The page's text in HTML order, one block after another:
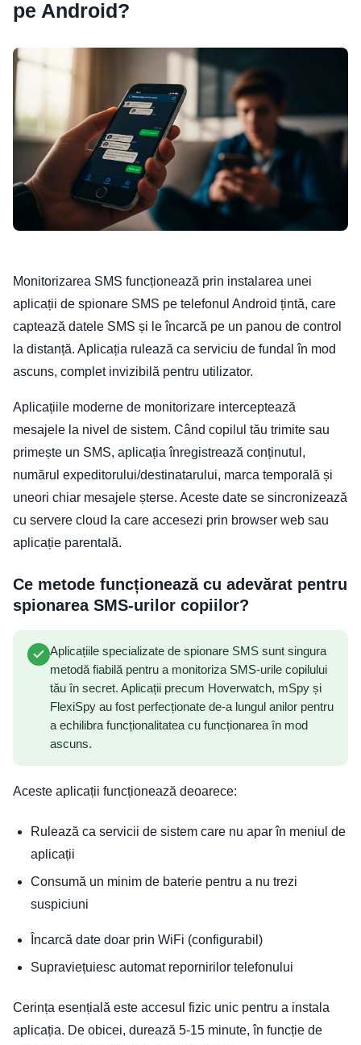
pe Android?
Monitorizarea SMS funcționează prin instalarea unei
aplicații de spionare SMS pe telefonul Android țintă, care
captează datele SMS și le încarcă pe un panou de control
la distanță. Aplicația rulează ca serviciu de fundal în mod
ascuns, complet invizibilă pentru utilizator.
Aplicațiile moderne de monitorizare interceptează
mesajele la nivel de sistem. Când copilul tău trimite sau
primește un SMS, aplicația înregistrează conținutul,
numărul expeditorului/destinatarului, marca temporală și
uneori chiar mesajele șterse. Aceste date se sincronizează
cu servere cloud la care accesezi prin browser web sau
aplicație parentală.
Ce metode funcționează cu adevărat pentru
spionarea SMS-urilor copiilor?
Aplicațiile specializate de spionare SMS sunt singura
metodă fiabilă pentru a monitoriza SMS-urile copilului
tău în secret. Aplicații precum Hoverwatch, mSpy și
FlexiSpy au fost perfecționate de-a lungul anilor pentru
a echilibra funcționalitatea cu funcționarea în mod
ascuns.
Aceste aplicații funcționează deoarece:
Rulează ca servicii de sistem care nu apar în meniul de
aplicații
Consumă un minim de baterie pentru a nu trezi
suspiciuni
Încarcă date doar prin WiFi (configurabil)
Supraviețuiesc automat repornirilor telefonului
Cerința esențială este accesul fizic unic pentru a instala
aplicația. De obicei, durează 5-15 minute, în funcție de